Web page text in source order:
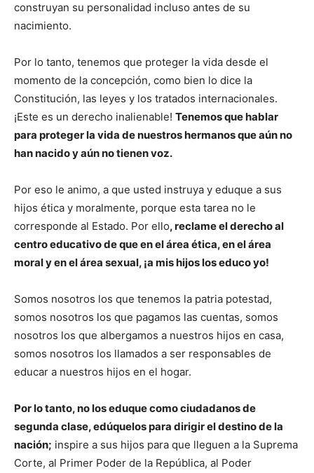
construyan su personalidad incluso antes de su
nacimiento.
Por lo tanto, tenemos que proteger la vida desde el
momento de la concepción, como bien lo dice la
Constitución, las leyes y los tratados internacionales.
¡Este es un derecho inalienable! Tenemos que hablar
para proteger la vida de nuestros hermanos que aún no
han nacido y aún no tienen voz.
Por eso le animo, a que usted instruya y eduque a sus
hijos ética y moralmente, porque esta tarea no le
corresponde al Estado. Por ello, reclame el derecho al
centro educativo de que en el área ética, en el área
moral y en el área sexual, ¡a mis hijos los educo yo!
Somos nosotros los que tenemos la patria potestad,
somos nosotros los que pagamos las cuentas, somos
nosotros los que albergamos a nuestros hijos en casa,
somos nosotros los llamados a ser responsables de
educar a nuestros hijos en el hogar.
Por lo tanto, no los eduque como ciudadanos de
segunda clase, edúquelos para dirigir el destino de la
nación; inspire a sus hijos para que lleguen a la Suprema
Corte, al Primer Poder de la República, al Poder